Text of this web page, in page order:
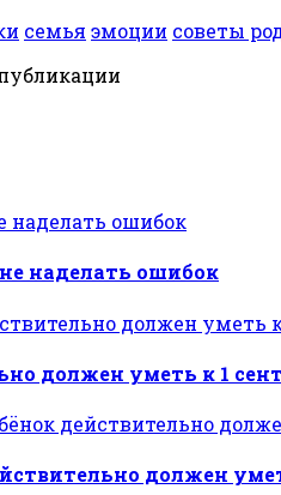
семья эмоции советы
наделать ошибок
должен уметь к 1
должен